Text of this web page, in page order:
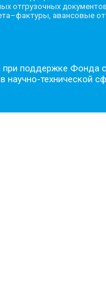
отгрузочных
авансовые
при поддержке Фонда
научно-технической